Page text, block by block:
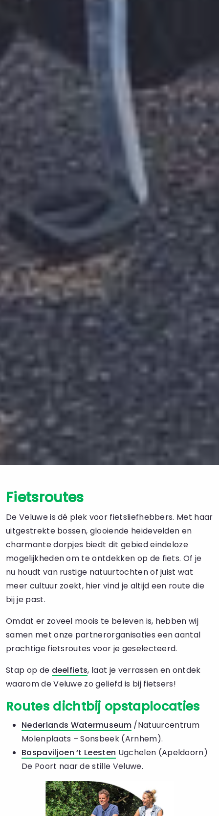
Fietsroutes
De Veluwe is dé plek voor fietsliefhebbers. Met haar
uitgestrekte bossen, glooiende heidevelden en
charmante dorpjes biedt dit gebied eindeloze
mogelijkheden om te ontdekken op de fiets. Of je
nu houdt van rustige natuurtochten of juist wat
meer cultuur zoekt, hier vind je altijd een route die
bij je past.
Omdat er zoveel moois te beleven is, hebben wij
samen met onze partnerorganisaties een aantal
prachtige fietsroutes voor je geselecteerd.
Stap op de deelfiets, laat je verrassen en ontdek
waarom de Veluwe zo geliefd is bij fietsers!
Routes dichtbij opstaplocaties
Nederlands Watermuseum /Natuurcentrum
Molenplaats – Sonsbeek (Arnhem).
Bospaviljoen ‘t Leesten Ugchelen (Apeldoorn)
De Poort naar de stille Veluwe.